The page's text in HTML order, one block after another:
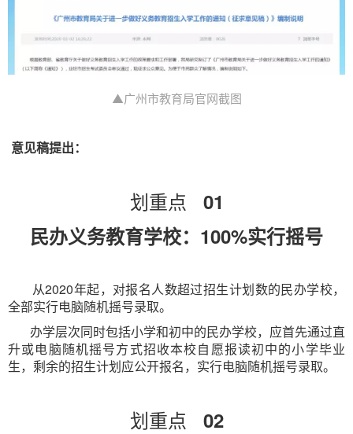
▲广州市教育局官网截图
意见稿提出：
划重点 01
民办义务教育学校：100%实行摇号
从2020年起，对报名人数超过招生计划数的民办学校，
全部实行电脑随机摇号录取。
办学层次同时包括小学和初中的民办学校，应首先通过直
升或电脑随机摇号方式招收本校自愿报读初中的小学毕业
生，剩余的招生计划应公开报名，实行电脑随机摇号录取。
划重点 02